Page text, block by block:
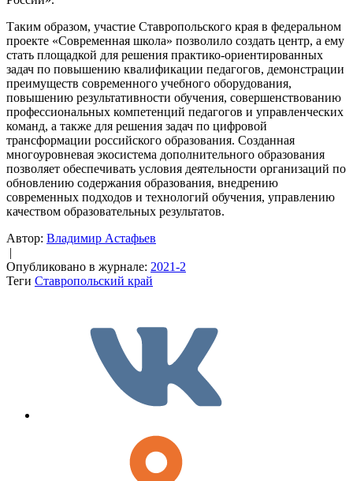
Таким образом, участие Ставропольского края в федеральном
проекте «Современная школа» позволило создать центр, а ему
стать площадкой для решения практико-­ориентированных
задач по повышению квалификации педагогов, демонстрации
преимуществ современного учебного оборудования,
повышению результативности обучения, совершенствованию
профессиональных компетенций педагогов и управленческих
команд, а также для решения задач по цифровой
трансформации российского образования. Созданная
многоуровневая экосистема дополнительного образования
позволяет обеспечивать условия деятельности организаций по
обновлению содержания образования, внедрению
современных подходов и технологий обучения, управлению
качеством образовательных результатов.
Автор: Владимир Астафьев
|
Опубликовано в журнале: 2021-2
Теги Ставропольский край